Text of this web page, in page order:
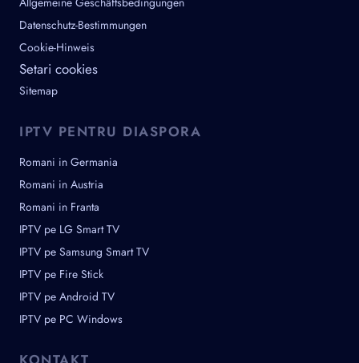
Datenschutz-Bestimmungen
Cookie-Hinweis
Setari cookies
Sitemap
IPTV PENTRU DIASPORA
Romani in Germania
Romani in Austria
Romani in Franta
IPTV pe LG Smart TV
IPTV pe Samsung Smart TV
IPTV pe Fire Stick
IPTV pe Android TV
IPTV pe PC Windows